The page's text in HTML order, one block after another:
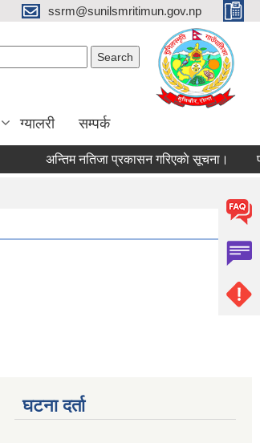
ssrm@sunilsmritimun.gov.np
ग्यालरी सम्पर्क
अन्तिम नतिजा प्रकासन गरिएकाे सूचना।
घटना दर्ता